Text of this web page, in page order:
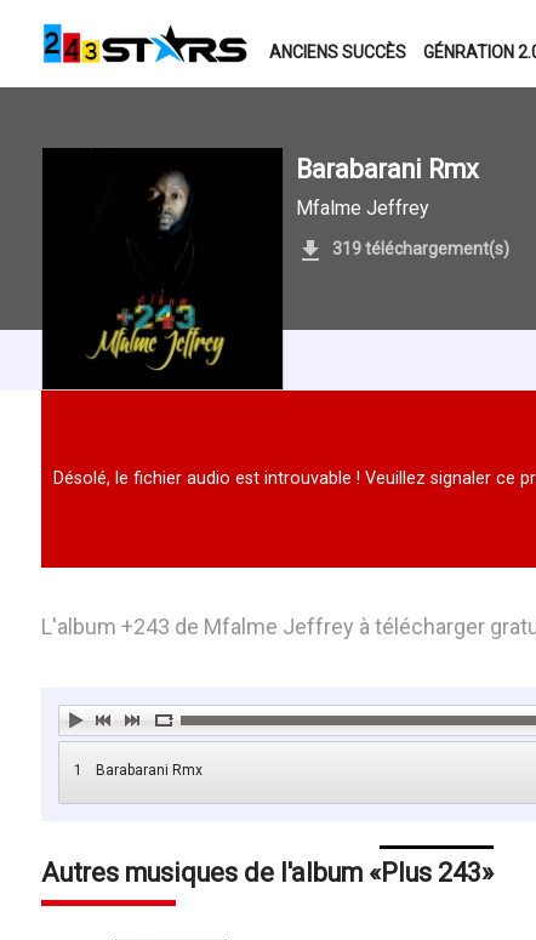
ANCIENS SUCCÈS GÉNRATION
Barabarani Rmx
Mfalme Jeffrey
319 téléchargement(s)
Désolé, le fichier audio est introuvable ! Veuillez signaler ce
L'album +243 de Mfalme Jeffrey à télécharger
1 Barabarani Rmx
Autres musiques de l'album Plus 243